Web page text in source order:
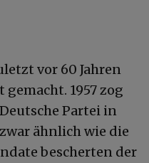
vor 60 Jahren
1957 zog
Partei in
ähnlich wie die
bescherten der